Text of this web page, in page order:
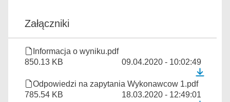
Załączniki
Informacja o wyniku.pdf
850.13 KB
09.04.2020 - 10:02:49
Odpowiedzi na zapytania Wykonawcow 1.pdf
785.54 KB
18.03.2020 - 12:49:01